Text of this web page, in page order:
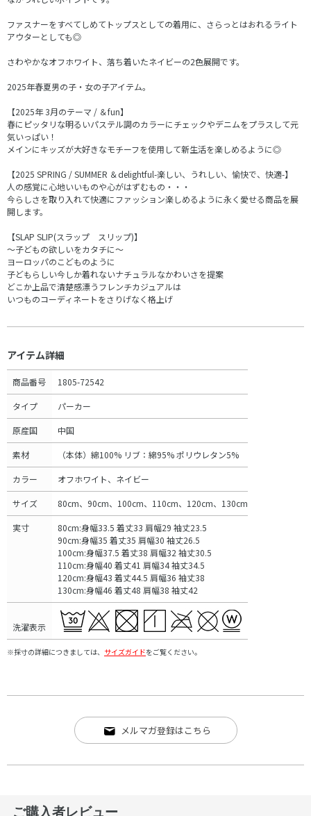
ファスナーをすべてしめてトップスとしての着用に、さらっとはおれるライト
アウターとしても◎
さわやかなオフホワイト、落ち着いたネイビーの2色展開です。
2025年春夏男の子・女の子アイテム。
【2025年 3月のテーマ / ＆fun】
春にピッタリな明るいパステル調のカラーにチェックやデニムをプラスして元
気いっぱい！
メインにキッズが大好きなモチーフを使用して新生活を楽しめるように◎
【2025 SPRING / SUMMER ＆delightful-楽しい、うれしい、愉快で、快適-】
人の感覚に心地いいものや心がはずむもの・・・
今らしさを取り入れて快適にファッション楽しめるように永く愛せる商品を展
開します。
【SLAP SLIP(スラップ スリップ)】
～子どもの欲しいをカタチに～
ヨーロッパのこどものように
子どもらしい今しか着れないナチュラルなかわいさを提案
どこか上品で清楚感漂うフレンチカジュアルは
いつものコーディネートをさりげなく格上げ
アイテム詳細
商品番号 1805-72542
タイプ パーカー
原産国 中国
素材 （本体）綿100% リブ：綿95% ポリウレタン5%
カラー オフホワイト、ネイビー
サイズ 80cm、90cm、100cm、110cm、120cm、130cm
実寸
80cm:身幅33.5 着丈33 肩幅29 袖丈23.5
90cm:身幅35 着丈35 肩幅30 袖丈26.5
100cm:身幅37.5 着丈38 肩幅32 袖丈30.5
110cm:身幅40 着丈41 肩幅34 袖丈34.5
120cm:身幅43 着丈44.5 肩幅36 袖丈38
130cm:身幅46 着丈48 肩幅38 袖丈42
洗濯表示
※採寸の詳細につきましては、 サイズガイドをご覧ください。
メルマガ登録はこちら
ご購入者レビュー